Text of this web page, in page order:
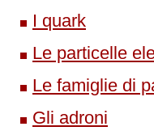
I quark
Le particelle
Le famiglie di
Gli adroni